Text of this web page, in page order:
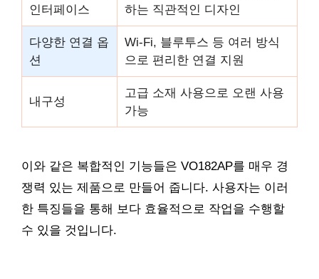
인터페이스
하는 직관적인 디자인
다양한 연결 옵
션
Wi-Fi, 블루투스 등 여러 방식
으로 편리한 연결 지원
내구성
고급 소재 사용으로 오랜 사용
가능
이와 같은 복합적인 기능들은 VO182AP를 매우 경
쟁력 있는 제품으로 만들어 줍니다. 사용자는 이러
한 특징들을 통해 보다 효율적으로 작업을 수행할
수 있을 것입니다.